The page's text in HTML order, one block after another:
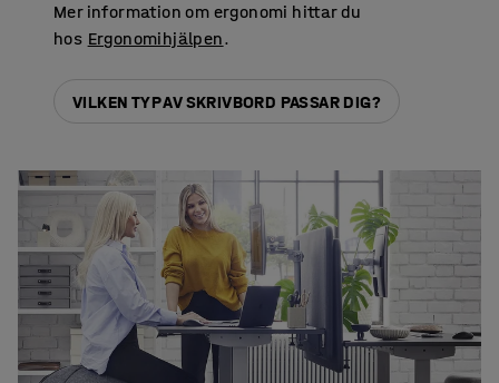
Mer information om ergonomi hittar du
hos Ergonomihjälpen.
VILKEN TYP AV SKRIVBORD PASSAR DIG?